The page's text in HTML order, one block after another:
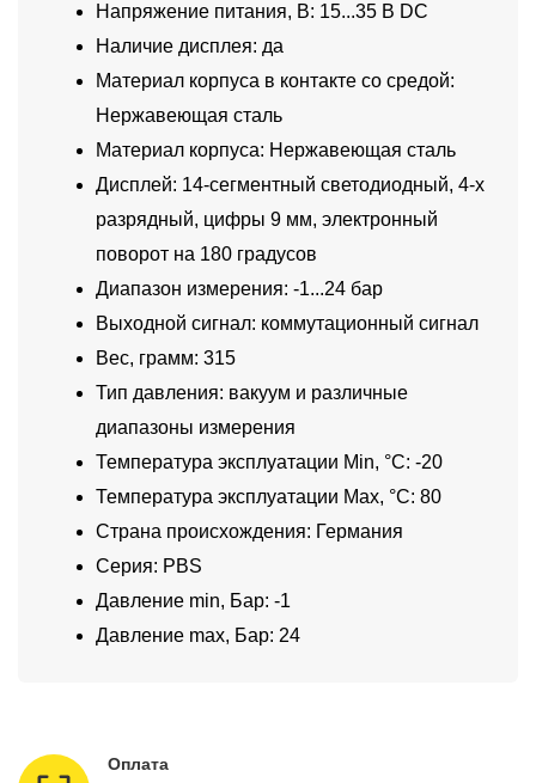
Напряжение питания, В: 15...35 В DC
Наличие дисплея: да
Материал корпуса в контакте со средой:
Нержавеющая сталь
Материал корпуса: Нержавеющая сталь
Дисплей: 14-сегментный светодиодный, 4-х
разрядный, цифры 9 мм, электронный
поворот на 180 градусов
Диапазон измерения: -1...24 бар
Выходной сигнал: коммутационный сигнал
Вес, грамм: 315
Тип давления: вакуум и различные
диапазоны измерения
Температура эксплуатации Min, °C: -20
Температура эксплуатации Max, °C: 80
Страна происхождения: Германия
Серия: PBS
Давление min, Бар: -1
Давление max, Бар: 24
Оплата